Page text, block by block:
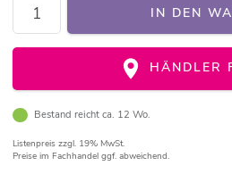
IN DEN
HÄNDLER
Bestand reicht ca. 12 Wo.
Listenpreis zzgl. 19% MwSt.
Preise im Fachhandel ggf. abweichend.